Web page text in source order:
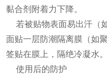
黏合剂附着力下降。
若被贴物表面易出汗（
面贴一层防潮隔离膜（如
签贴在膜上，隔绝冷凝水。
使用后的防护